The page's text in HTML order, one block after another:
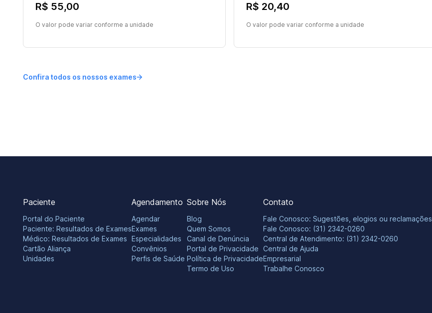
R$ 55,00
O valor pode variar conforme a unidade
R$ 20,40
O valor pode variar conforme a unidade
Confira todos os nossos exames
Paciente
Portal do Paciente
Paciente: Resultados de Exames
Médico: Resultados de Exames
Cartão Aliança
Unidades
Agendamento
Agendar
Exames
Especialidades
Convênios
Perfis de Saúde
Sobre Nós
Blog
Quem Somos
Canal de Denúncia
Portal de Privacidade
Política de Privacidade
Termo de Uso
Contato
Fale Conosco: Sugestões, elogios ou reclamações
Fale Conosco: (31) 2342-0260
Central de Atendimento: (31) 2342-0260
Central de Ajuda
Empresarial
Trabalhe Conosco